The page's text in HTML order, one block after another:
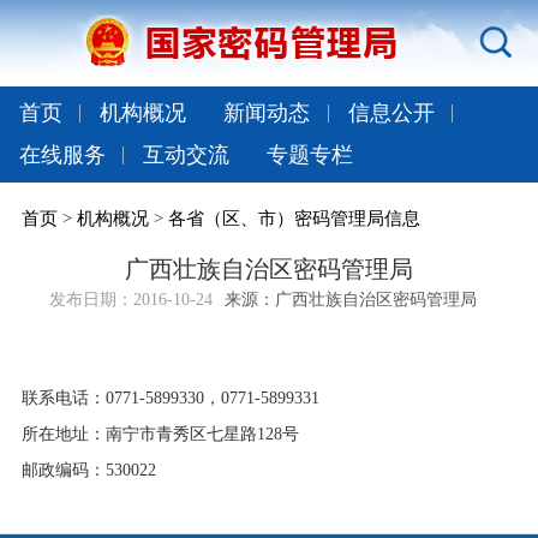
首页 机构概况 新闻动态
信息公开
在线服务
互动交流 专题专栏
首页> 机构概况> 各省（区、市）密码管理局信息
广西壮族自治区密码管理局
发布日期： 2016-10-24 来源：广西壮族自治区密码管理局
联系电话：0771-5899330，0771-5899331
所在地址：南宁市青秀区七星路128号
邮政编码：530022